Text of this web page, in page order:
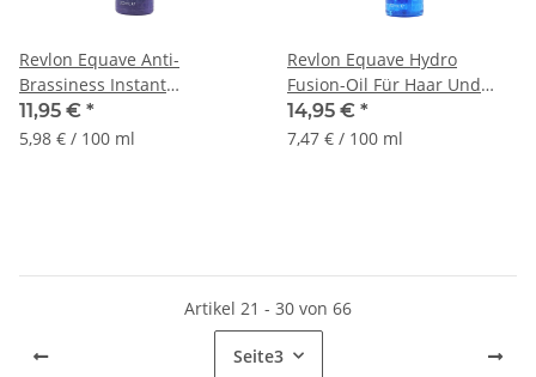
Revlon Equave Anti-
Brassiness Instant
Detangling Conditioner,
200ml
11,95 € *
5,98 € / 100 ml
Revlon Equave Hydro
Fusion-Oil Für Haar Und
Körper, 200ml
14,95 € *
7,47 € / 100 ml
Artikel 21 - 30 von 66
Seite3